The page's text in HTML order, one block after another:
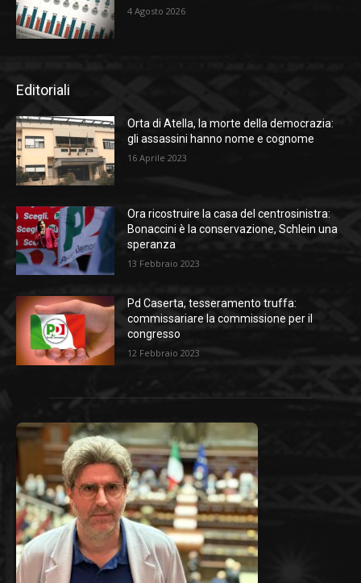
4 Agosto 2026
Editoriali
Orta di Atella, la morte della democrazia:
gli assassini hanno nome e cognome
16 Aprile 2023
Ora ricostruire la casa del centrosinistra:
Bonaccini è la conservazione, Schlein una
speranza
13 Febbraio 2023
Pd Caserta, tesseramento truffa:
commissariare la commissione per il
congresso
12 Febbraio 2023